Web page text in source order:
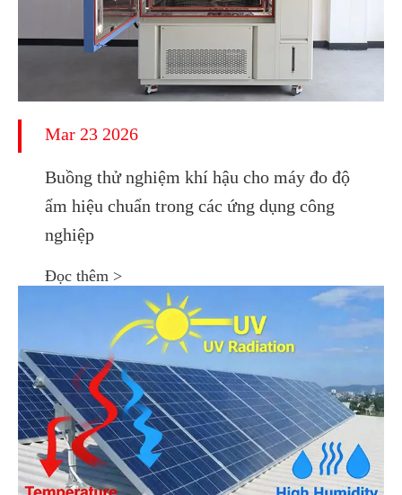
Mar 23 2026
Buồng thử nghiệm khí hậu cho máy đo độ
ẩm hiệu chuẩn trong các ứng dụng công
nghiệp
Đọc thêm >